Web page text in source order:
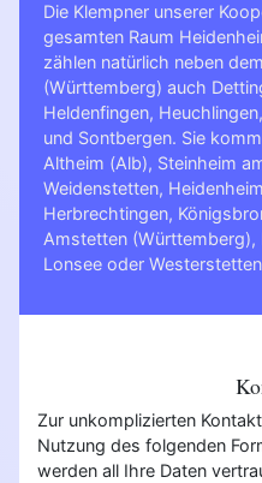
Die Klempner unserer
gesamten Raum
zählen natürlich neben
(Württemberg) auch
Heldenfingen,
und Sontbergen. Sie
Altheim (Alb), Steinheim
Weidenstetten,
Herbrechtingen,
Amstetten (Württemberg),
Lonsee oder Westerstetten
Zur unkomplizierten
Nutzung des folgenden
werden all Ihre Daten